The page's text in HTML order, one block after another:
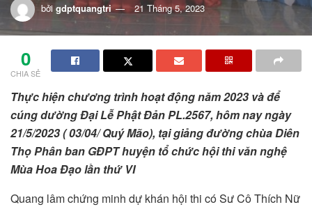
bởi gdptquangtri 21 Tháng 5, 2023
0
CHIA SẺ
Thực hiện chương trình hoạt động năm 2023 và để
cúng dường Đại Lễ Phật Đản PL.2567, hôm nay ngày
21/5/2023 ( 03/04/ Quý Mão), tại giảng đường chùa Diên
Thọ Phân ban GĐPT huyện tổ chức hội thi văn nghệ
Mùa Hoa Đạo lần thứ VI
Quang lâm chứng minh dự khán hội thi có Sư Cô Thích Nữ